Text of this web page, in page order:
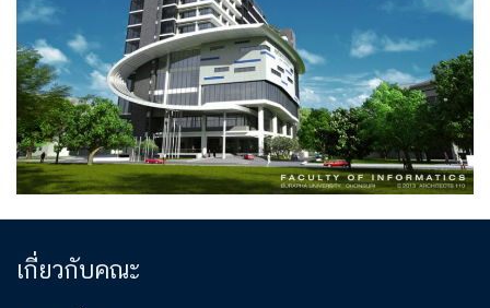
เกี่ยวกับคณะ